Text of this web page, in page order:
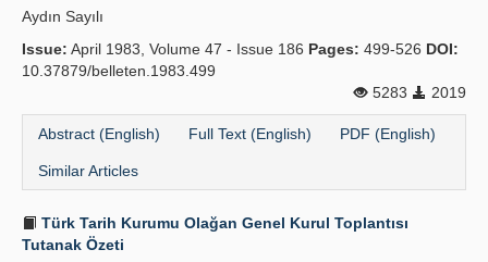
Aydın Sayılı
Issue: April 1983, Volume 47 - Issue 186 Pages: 499-526 DOI:
10.37879/belleten.1983.499
5283
2019
Abstract (English) Full Text (English) PDF (English)
Similar Articles
Türk Tarih Kurumu Olağan Genel Kurul Toplantısı
Tutanak Özeti